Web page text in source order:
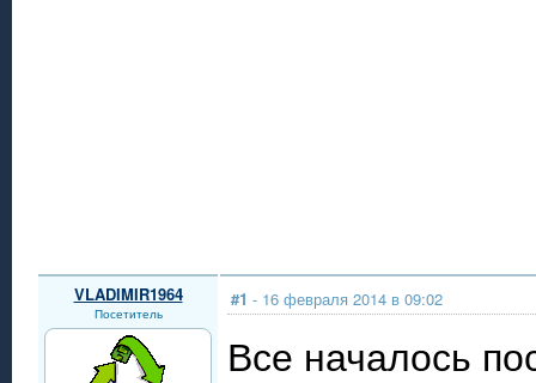
VLADIMIR1964
Посетитель
#1 - 16 февраля 2014 в 09:02
Все началось